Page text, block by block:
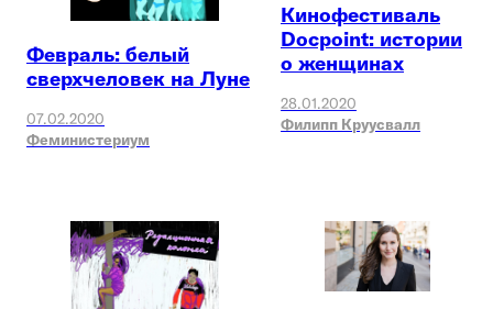
Февраль: белый
сверхчеловек на Луне
07.02.2020
Феминистериум
Кинофестиваль
Docpoint: истории
о женщинах
28.01.2020
Филипп Круусвалл